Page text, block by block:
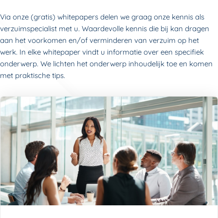
Via onze (gratis) whitepapers delen we graag onze kennis als
verzuimspecialist met u. Waardevolle kennis die bij kan dragen
aan het voorkomen en/of verminderen van verzuim op het
werk. In elke whitepaper vindt u informatie over een specifiek
onderwerp. We lichten het onderwerp inhoudelijk toe en komen
met praktische tips.